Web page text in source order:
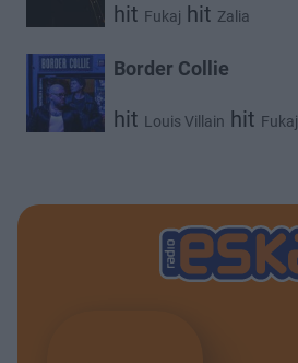
hit Fukaj hit Zalia
Border Collie
hit Louis Villain hit Fukaj